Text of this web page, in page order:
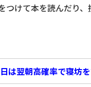
けて本を読んだり、
は翌朝高確率で寝坊